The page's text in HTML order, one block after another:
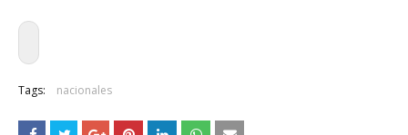
Tags: nacionales